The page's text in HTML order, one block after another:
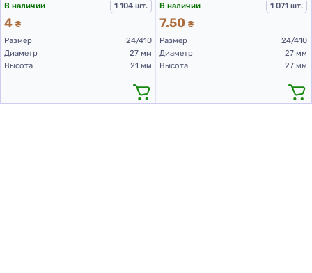
В наличии
1 104 шт.
4 ₴
Размер
24/410
Диаметр
27 мм
Высота
21 мм
В наличии
1 071 шт.
7.50 ₴
Размер
24/410
Диаметр
27 мм
Высота
27 мм